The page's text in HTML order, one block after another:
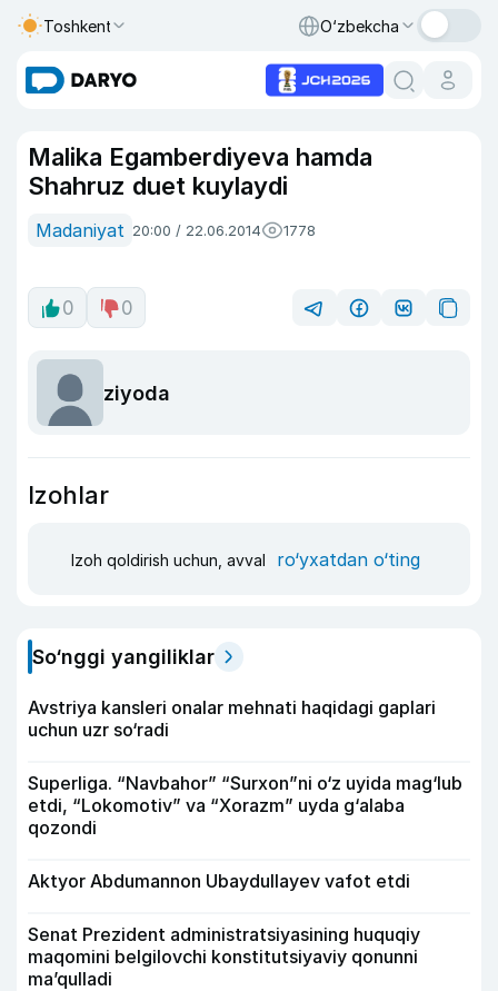
Toshkent O‘zbekcha
Malika Egamberdiyeva hamda
Shahruz duet kuylaydi
Madaniyat 20:00 / 22.06.2014 1778
0 0
ziyoda
Izohlar
Izoh qoldirish uchun, avval ro‘yxatdan o‘ting
So‘nggi yangiliklar
Avstriya kansleri onalar mehnati haqidagi gaplari
uchun uzr so‘radi
Superliga. “Navbahor” “Surxon”ni o‘z uyida mag‘lub
etdi, “Lokomotiv” va “Xorazm” uyda g‘alaba
qozondi
Aktyor Abdu­mannon Ubaydullayev vafot etdi
Senat Prezident administratsiyasining huquqiy
maqomini belgilovchi konstitutsiyaviy qonunni
ma’qulladi